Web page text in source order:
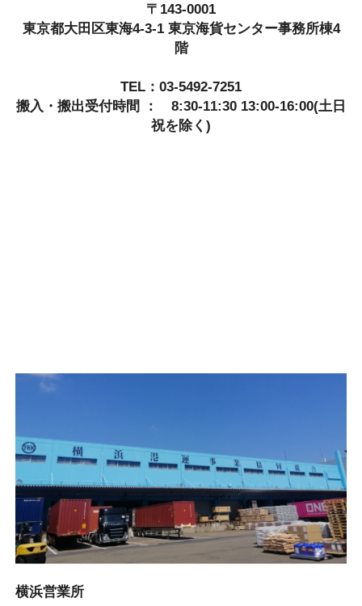
〒143-0001
東京都大田区東海4-3-1 東京海貨センター事務所棟4
階
TEL：03-5492-7251
搬入・搬出受付時間 ： 8:30-11:30 13:00-16:00(土日
祝を除く)
横浜営業所